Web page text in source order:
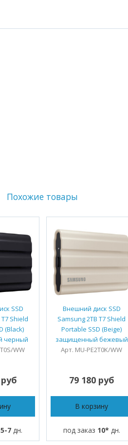
Похожие товары
SSD
Shield
(Black)
черный
WW
5-7дн.
Внешний диск SSD
Samsung 2TB T7 Shield
Portable SSD (Beige)
защищенный бежевый
Арт. MU-PE2T0K/WW
79 180 руб
В корзину
под заказ 10* дн.